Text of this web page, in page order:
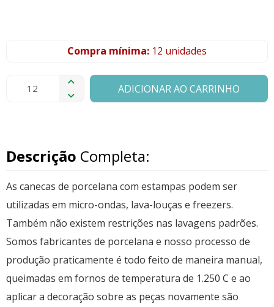
Compra mínima: 12 unidades
ADICIONAR AO CARRINHO
Descrição Completa:
As canecas de porcelana com estampas podem ser
utilizadas em micro-ondas, lava-louças e freezers.
Também não existem restrições nas lavagens padrões.
Somos fabricantes de porcelana e nosso processo de
produção praticamente é todo feito de maneira manual,
queimadas em fornos de temperatura de 1.250 C e ao
aplicar a decoração sobre as peças novamente são